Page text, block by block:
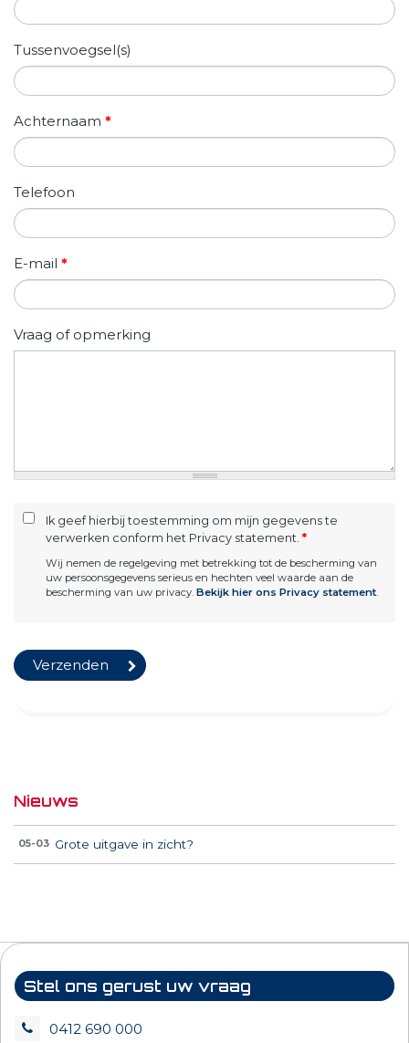
Tussenvoegsel(s)
Achternaam *
Telefoon
E-mail *
Vraag of opmerking
Ik geef hierbij toestemming om mijn gegevens te
verwerken conform het Privacy statement. *
Wij nemen de regelgeving met betrekking tot de bescherming van
uw persoonsgegevens serieus en hechten veel waarde aan de
bescherming van uw privacy. Bekijk hier ons Privacy statement
Nieuws
05-03 Grote uitgave in zicht?
Stel ons gerust uw vraag
0412 690 000